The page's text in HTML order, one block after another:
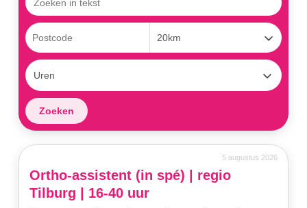
5 augustus 2026
Ortho-assistent (in spé) | regio
Tilburg | 16-40 uur